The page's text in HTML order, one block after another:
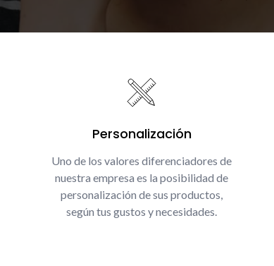
Personalización
Uno de los valores diferenciadores de
nuestra empresa es la posibilidad de
personalización de sus productos,
según tus gustos y necesidades.